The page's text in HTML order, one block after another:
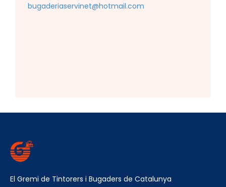
bugaderiaservinet@hotmail.com
El Gremi de Tintorers i Bugaders de Catalunya